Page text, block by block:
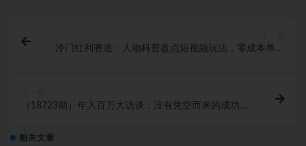
冷门红利赛道：人物科普盘点短视频玩法，零成本单人
（18723期）年入百万大访谈：没有凭空而来的成功，
相关文章